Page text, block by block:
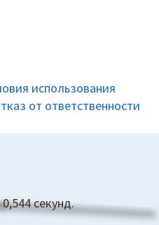
использования
от ответственности
секунд.